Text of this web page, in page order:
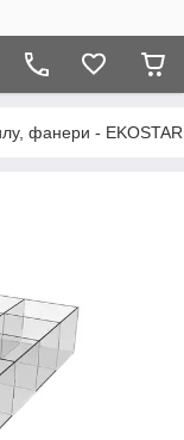
фанери - EKOSTAR